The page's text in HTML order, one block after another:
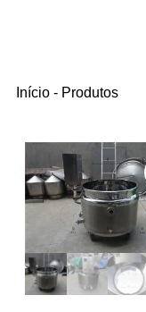
Início - Produtos